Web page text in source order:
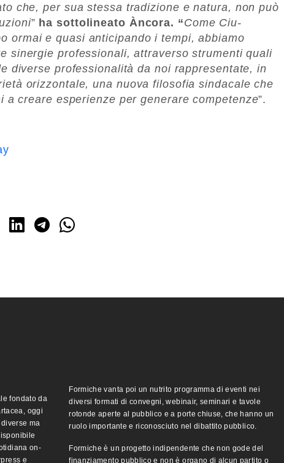
che, per sua stessa tradizione e natura, non può
” ha sottolineato Àncora. “Come Ciu-
ormai e quasi anticipando i tempi, abbiamo
sinergie professionali, attraverso strumenti quali
diverse professionalità da noi rappresentate, in
orizzontale, una nuova filosofia sindacale che
a creare esperienze per generare competenze”.
fondato da
oggi
ma
on-
e
Formiche vanta poi un nutrito programma di eventi nei
diversi formati di convegni, webinair, seminari e tavole
rotonde aperte al pubblico e a porte chiuse, che hanno un
ruolo importante e riconosciuto nel dibattito pubblico.
Formiche è un progetto indipendente che non gode del
finanziamento pubblico e non è organo di alcun partito o